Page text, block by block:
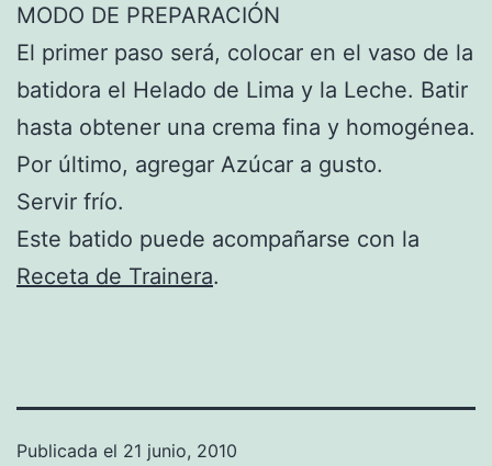
MODO DE PREPARACIÓN
El primer paso será, colocar en el vaso de la
batidora el Helado de Lima y la Leche. Batir
hasta obtener una crema fina y homogénea.
Por último, agregar Azúcar a gusto.
Servir frío.
Este batido puede acompañarse con la
Receta de Trainera.
Publicada el 21 junio, 2010